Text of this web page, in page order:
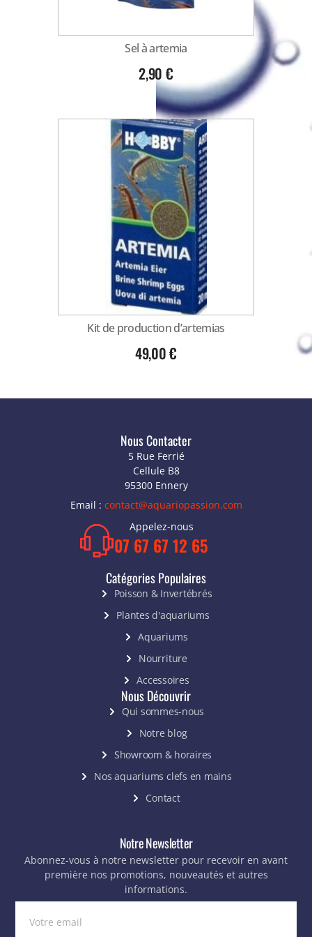
Sel à artemia
2,90€
Kit de production d’artemias
49,00€
Nous Contacter
5 Rue Ferrié
Cellule B8
95300 Ennery
Email : contact@aquariopassion.com
Appelez-nous
07 67 67 12 65
Catégories Populaires
Poisson & Invertébrés
Plantes d'aquariums
Aquariums
Nourriture
Accessoires
Nous Découvrir
Qui sommes-nous
Notre blog
Showroom & horaires
Nos aquariums clefs en mains
Contact
Notre Newsletter
Abonnez-vous à notre newsletter pour recevoir en avant
première nos promotions, nouveautés et autres
informations.